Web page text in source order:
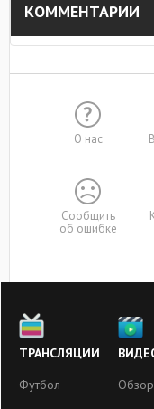
КОММЕНТАРИИ
О нас
Сообщить
об ошибке
ТРАНСЛЯЦИИ
Футбол